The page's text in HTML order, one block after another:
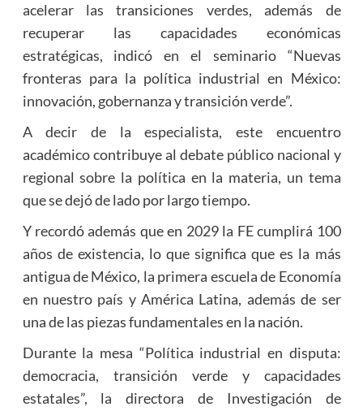
acelerar las transiciones verdes, además de
recuperar las capacidades económicas
estratégicas, indicó en el seminario “Nuevas
fronteras para la política industrial en México:
innovación, gobernanza y transición verde”.
A decir de la especialista, este encuentro
académico contribuye al debate público nacional y
regional sobre la política en la materia, un tema
que se dejó de lado por largo tiempo.
Y recordó además que en 2029 la FE cumplirá 100
años de existencia, lo que significa que es la más
antigua de México, la primera escuela de Economía
en nuestro país y América Latina, además de ser
una de las piezas fundamentales en la nación.
Durante la mesa “Política industrial en disputa:
democracia, transición verde y capacidades
estatales”, la directora de Investigación de